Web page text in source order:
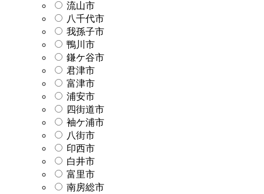
流山市
八千代市
我孫子市
鴨川市
鎌ケ谷市
君津市
富津市
浦安市
四街道市
袖ケ浦市
八街市
印西市
白井市
富里市
南房総市